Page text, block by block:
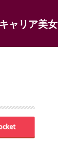
キャリア美女